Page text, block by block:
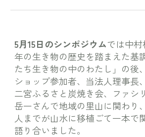
5月15日のシンポジウムでは中
年の生き物の歴史を踏まえた基
たち生き物の中のわたし」の後
ショップ参加者、当法人理事長
二宮ふるさと炭焼き会、ファシ
岳一さんで地域の里山に関わり
人までが山水に移植ごて一本で
語り合いました。